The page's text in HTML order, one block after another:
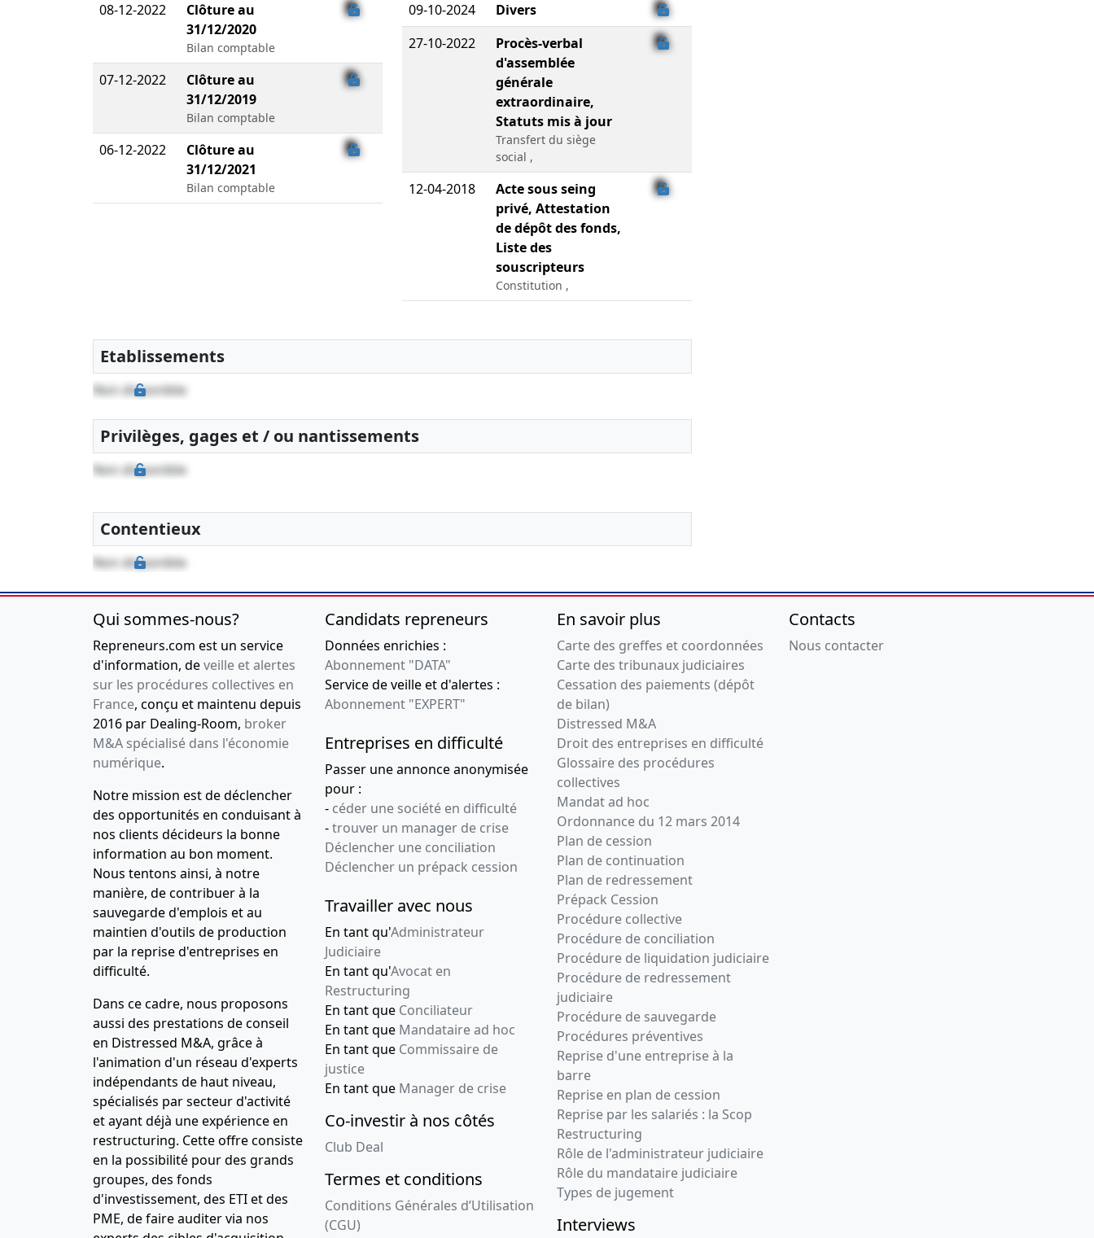
08-12-2022
Clôture au
31/12/2020
Bilan comptable
07-12-2022
Clôture au
31/12/2019
Bilan comptable
06-12-2022
Clôture au
31/12/2021
Bilan comptable
09-10-2024
Divers
27-10-2022
Procès-verbal
d'assemblée
générale
extraordinaire,
Statuts mis à jour
Transfert du siège
social ,
12-04-2018
Acte sous seing
privé, Attestation
de dépôt des fonds,
Liste des
souscripteurs
Constitution ,
Etablissements
Non disponible
Privilèges, gages et / ou nantissements
Non disponible
Contentieux
Non disponible
Qui sommes-nous?
Repreneurs.com est un service
d'information, deveille et alertes
sur les procédures collectives en
France, conçu et maintenu depuis
2016 par Dealing-Room, broker
M&A spécialisé dans l'économie
numérique.
Notre mission est de déclencher
des opportunités en conduisant à
nos clients décideurs la bonne
information au bon moment.
Nous tentons ainsi, à notre
manière, de contribuer à la
sauvegarde d'emplois et au
maintien d'outils de production
par la reprise d'entreprises en
difficulté.
Dans ce cadre, nous proposons
aussi des prestations de conseil
en Distressed M&A, grâce à
l'animation d'un réseau d'experts
indépendants de haut niveau,
spécialisés par secteur d'activité
et ayant déjà une expérience en
restructuring. Cette offre consiste
en la possibilité pour des grands
groupes, des fonds
d'investissement, des ETI et des
PME, de faire auditer via nos
Candidats repreneurs
Données enrichies :
Abonnement "DATA"
Service de veille et d'alertes :
Abonnement "EXPERT"
Entreprises en difficulté
Passer une annonce anonymisée
pour :
- céder une société en difficulté
-trouver un manager de crise
Déclencher une conciliation
Déclencher un prépack cession
Travailler avec nous
En tant qu'Administrateur
Judiciaire
En tant qu'Avocat en
Restructuring
En tant que Conciliateur
En tant que Mandataire ad hoc
En tant que Commissaire de
justice
En tant que Manager de crise
Co-investir à nos côtés
Club Deal
Termes et conditions
Conditions Générales d’Utilisation
(CGU)
En savoir plus
Carte des greffes et coordonnées
Carte des tribunaux judiciaires
Cessation des paiements (dépôt
de bilan)
Distressed M&A
Droit des entreprises en difficulté
Glossaire des procédures
collectives
Mandat ad hoc
Ordonnance du 12 mars 2014
Plan de cession
Plan de continuation
Plan de redressement
Prépack Cession
Procédure collective
Procédure de conciliation
Procédure de liquidation judiciaire
Procédure de redressement
judiciaire
Procédure de sauvegarde
Procédures préventives
Reprise d'une entreprise à la
barre
Reprise en plan de cession
Reprise par les salariés : la Scop
Restructuring
Rôle de l'administrateur judiciaire
Rôle du mandataire judiciaire
Types de jugement
Interviews
Contacts
Nous contacter